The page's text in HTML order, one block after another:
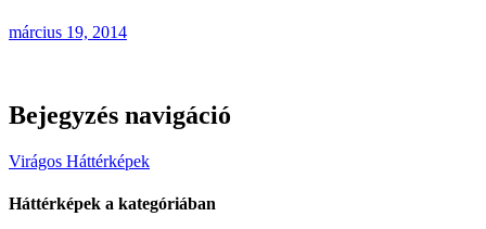
március 19, 2014
Bejegyzés navigáció
Virágos Háttérképek
Háttérképek a kategóriában